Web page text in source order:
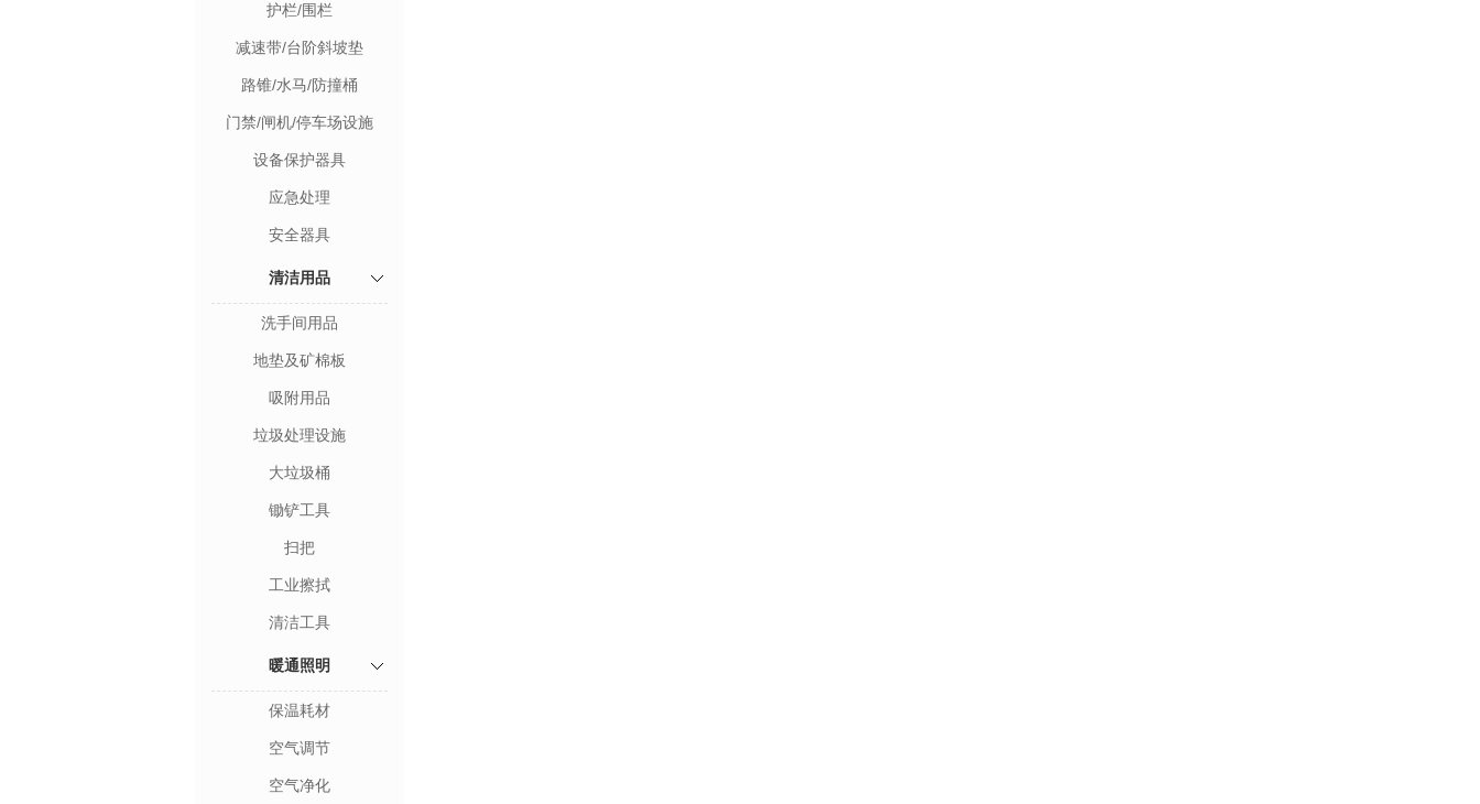
护栏/围栏
减速带/台阶斜坡垫
路锥/水马/防撞桶
门禁/闸机/停车场设施
设备保护器具
应急处理
安全器具
清洁用品
洗手间用品
地垫及矿棉板
吸附用品
垃圾处理设施
大垃圾桶
锄铲工具
扫把
工业擦拭
清洁工具
暖通照明
保温耗材
空气调节
空气净化